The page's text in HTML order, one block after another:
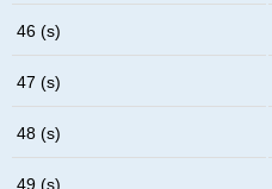
46 (s)
47 (s)
48 (s)
49 (s)